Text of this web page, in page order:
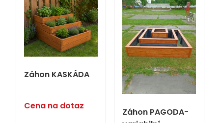
Záhon KASKÁDA
Cena na dotaz
Záhon PAGODA-